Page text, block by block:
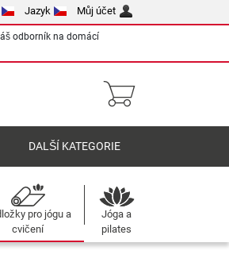
Jazyk Můj účet
odborník na domácí
DALŠÍ KATEGORIE
pro jógu a
cvičení
Jóga a
pilates